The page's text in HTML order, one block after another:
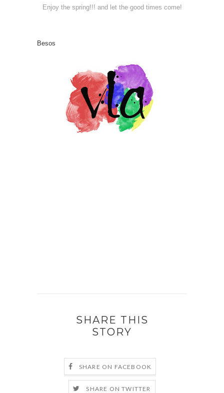
Enjoy the spring!!! and let the good times come!
Besos
SHARE THIS
STORY
SHARE ON FACEBOOK
SHARE ON TWITTER